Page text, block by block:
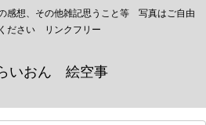
感想、その他雑記思うこと等 写真はご自由
ださい リンクフリー
いおん 絵空事